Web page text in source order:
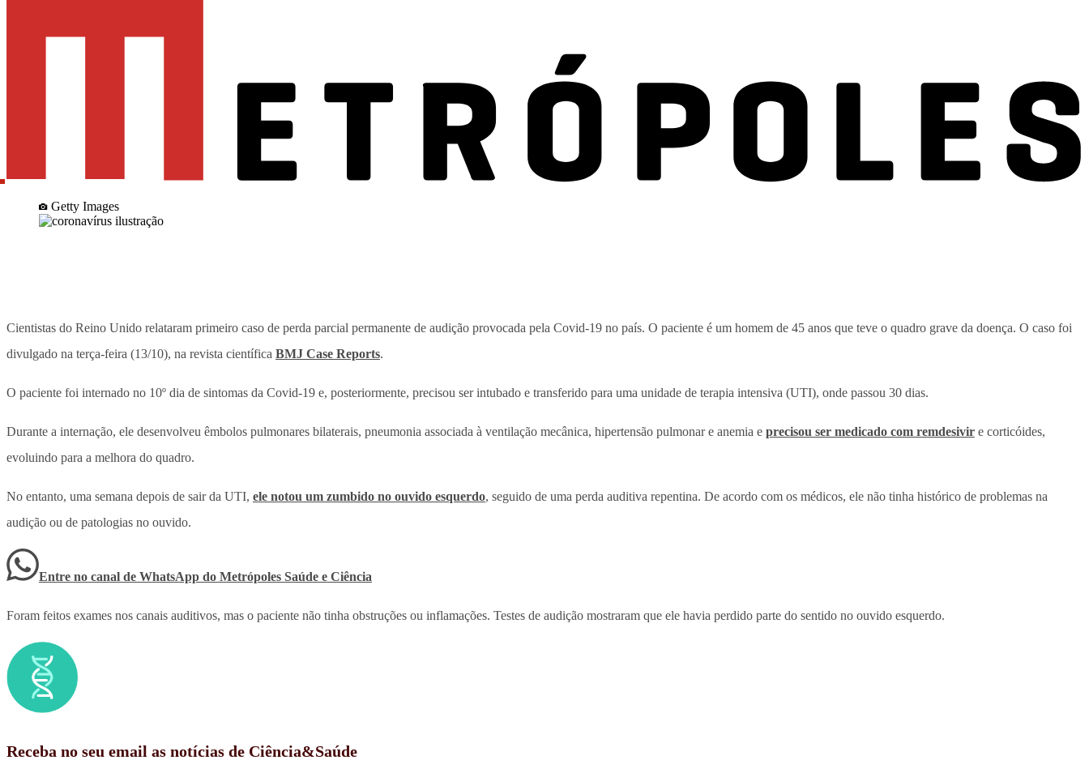
Getty Images
Cientistas do Reino Unido relataram primeiro caso de perda parcial permanente de audição provocada pela Covid-19 no país. O paciente é um homem de 45 anos que teve o quadro grave da doença. O caso foi
divulgado na terça-feira (13/10), na revista científica BMJ Case Reports.
O paciente foi internado no 10º dia de sintomas da Covid-19 e, posteriormente, precisou ser intubado e transferido para uma unidade de terapia intensiva (UTI), onde passou 30 dias.
Durante a internação, ele desenvolveu êmbolos pulmonares bilaterais, pneumonia associada à ventilação mecânica, hipertensão pulmonar e anemia e precisou ser medicado com remdesivir e corticóides,
evoluindo para a melhora do quadro.
No entanto, uma semana depois de sair da UTI, ele notou um zumbido no ouvido esquerdo, seguido de uma perda auditiva repentina. De acordo com os médicos, ele não tinha histórico de problemas na
audição ou de patologias no ouvido.
Entre no canal de WhatsApp do Metrópoles Saúde e Ciência
Foram feitos exames nos canais auditivos, mas o paciente não tinha obstruções ou inflamações. Testes de audição mostraram que ele havia perdido parte do sentido no ouvido esquerdo.
Receba no seu email as notícias de Ciência&Saúde